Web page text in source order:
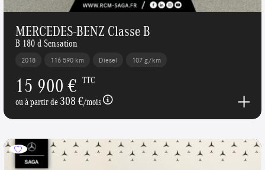
MERCEDES-BENZ Classe B
B 180 d Sensation
2018 116 590 km Diesel 107 g/km
15 900 € TTC
ou à partir de308 €/mois